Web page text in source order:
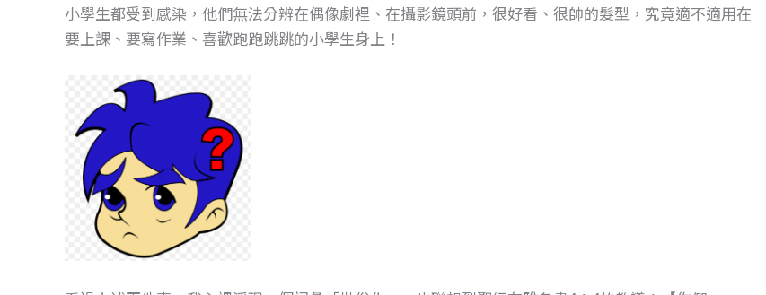
小學生都受到感染，他們無法分辨在偶像劇裡、在攝影鏡頭前，很好看、很帥的髮型，究竟適不適用在
要上課、要寫作業、喜歡跑跑跳跳的小學生身上！